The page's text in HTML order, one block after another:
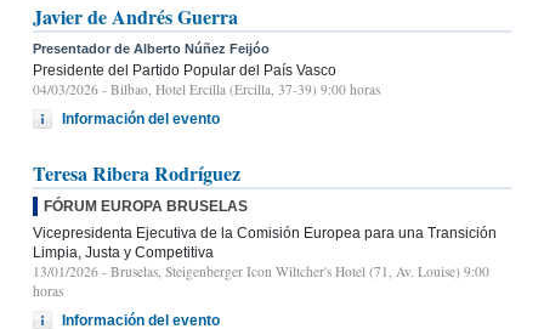
Javier de Andrés Guerra
Presentador de Alberto Núñez Feijóo
Presidente del Partido Popular del País Vasco
04/03/2026 - Bilbao, Hotel Ercilla (Ercilla, 37-39) 9:00 horas
Información del evento
Teresa Ribera Rodríguez
FÓRUM EUROPA BRUSELAS
Vicepresidenta Ejecutiva de la Comisión Europea para una Transición
Limpia, Justa y Competitiva
13/01/2026 - Bruselas, Steigenberger Icon Wiltcher's Hotel (71, Av. Louise) 9:00
horas
Información del evento